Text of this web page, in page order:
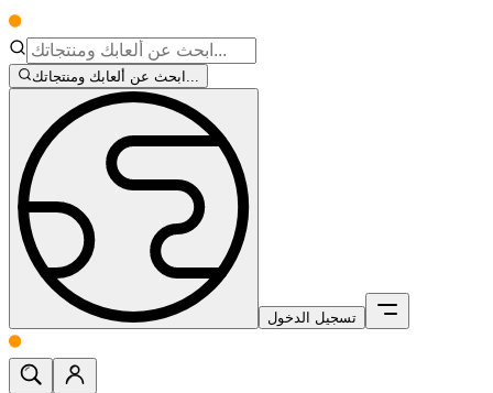
ابحث عن ألعابك ومنتجاتك...
تسجيل الدخول